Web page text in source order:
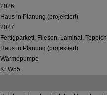
2026
Haus in Planung (projektiert)
2027
Fertigparkett, Fliesen, Laminat,
Haus in Planung (projektiert)
Wärmepumpe
KFW55